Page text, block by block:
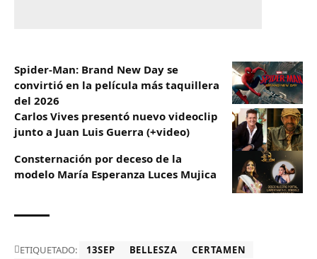
Spider-Man: Brand New Day se
convirtió en la película más taquillera
del 2026
Carlos Vives presentó nuevo videoclip
junto a Juan Luis Guerra (+video)
Consternación por deceso de la
modelo María Esperanza Luces Mujica
ETIQUETADO: 13SEP BELLESZA
CERTAMEN